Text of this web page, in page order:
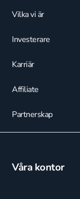
Vilka vi är
Investerare
Karriär
Affiliate
Partnerskap
Våra kontor